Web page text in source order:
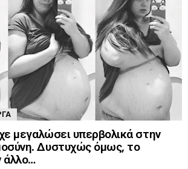
μεγαλώσει υπερβολικά στην
Δυστυχώς όμως, το
άλλο…